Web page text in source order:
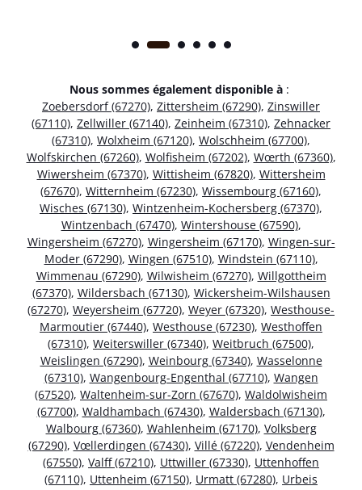
Nous sommes également disponible à :
Zoebersdorf (67270), Zittersheim (67290), Zinswiller
(67110), Zellwiller (67140), Zeinheim (67310), Zehnacker
(67310), Wolxheim (67120), Wolschheim (67700),
Wolfskirchen (67260), Wolfisheim (67202), Wœrth (67360),
Wiwersheim (67370), Wittisheim (67820), Wittersheim
(67670), Witternheim (67230), Wissembourg (67160),
Wisches (67130), Wintzenheim-Kochersberg (67370),
Wintzenbach (67470), Wintershouse (67590),
Wingersheim (67270), Wingersheim (67170), Wingen-sur-
Moder (67290), Wingen (67510), Windstein (67110),
Wimmenau (67290), Wilwisheim (67270), Willgottheim
(67370), Wildersbach (67130), Wickersheim-Wilshausen
(67270), Weyersheim (67720), Weyer (67320), Westhouse-
Marmoutier (67440), Westhouse (67230), Westhoffen
(67310), Weiterswiller (67340), Weitbruch (67500),
Weislingen (67290), Weinbourg (67340), Wasselonne
(67310), Wangenbourg-Engenthal (67710), Wangen
(67520), Waltenheim-sur-Zorn (67670), Waldolwisheim
(67700), Waldhambach (67430), Waldersbach (67130),
Walbourg (67360), Wahlenheim (67170), Volksberg
(67290), Vœllerdingen (67430), Villé (67220), Vendenheim
(67550), Valff (67210), Uttwiller (67330), Uttenhoffen
(67110), Uttenheim (67150), Urmatt (67280), Urbeis